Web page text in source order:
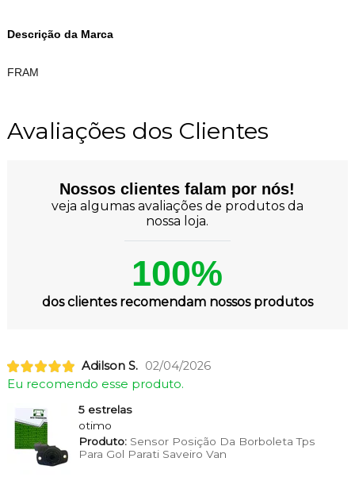
Descrição da Marca
FRAM
Avaliações dos Clientes
Nossos clientes falam por nós!
veja algumas avaliações de produtos da
nossa loja.
100%
dos clientes recomendam nossos produtos
Adilson S. 02/04/2026
Eu recomendo esse produto.
5 estrelas
otimo
Produto:Sensor Posição Da Borboleta Tps
Para Gol Parati Saveiro Van